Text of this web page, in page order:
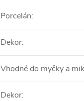
Porcelán:
Dekor:
Vhodné do myčky a
Dekor: